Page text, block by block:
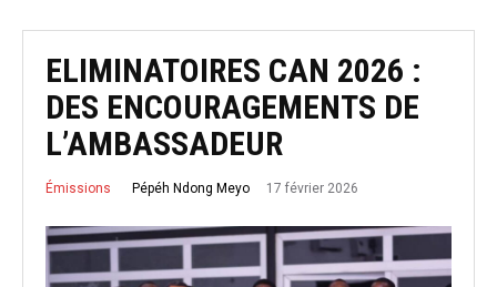
ELIMINATOIRES CAN 2026 :
DES ENCOURAGEMENTS DE
L’AMBASSADEUR
Émissions Pépéh Ndong Meyo 17 février 2026